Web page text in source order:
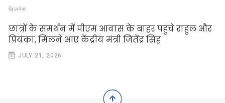
बिजनेस
छात्रों के समर्थन में पीएम आवास के बाहर पहुंचे राहुल और
प्रियंका, मिलने आए केंद्रीय मंत्री जितेंद्र सिंह
JULY 21, 2026